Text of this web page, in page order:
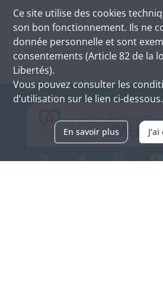
Ce site utilise des cookies
son bon fonctionnement. Ils ne
donnée personnelle et sont
consentements (Article 82 de la
Libertés).
Vous pouvez consulter les
d’utilisation sur le lien ci-dessous.
En savoir plus